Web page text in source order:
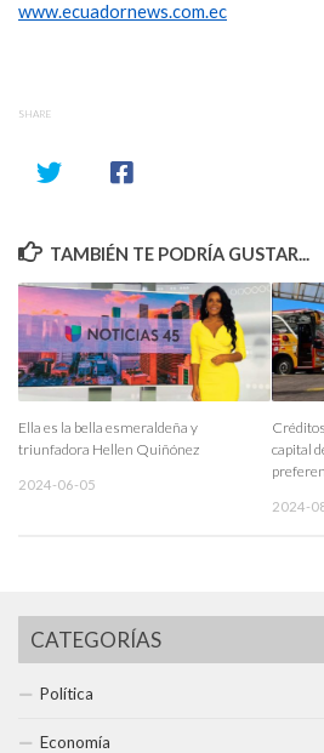
www.ecuadornews.com.ec
SHARE
TAMBIÉN TE PODRÍA GUSTAR...
Ella es la bella esmeraldeña y
triunfadora Hellen Quiñónez
2024-06-05
capital
2024-
CATEGORÍAS
Política
Economía